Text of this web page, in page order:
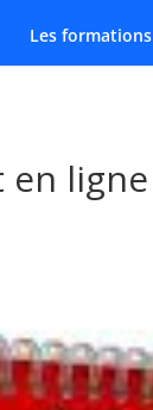
Les formations
en ligne